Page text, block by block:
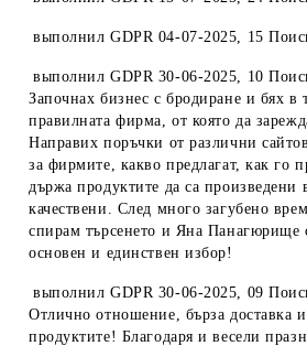
выполнилGDPR 04-07-2025, 15
выполнилGDPR 30-06-2025, 10
Започнах бизнес с бродиране и бях в
правилната фирма, от която да
Направих поръчки от различни
за фирмите, какво предлагат, как го
държа продуктите да са произведени
качествени. След много загубено
спирам търсенето и Яна Панагюрище
основен и единствен избор!
выполнилGDPR 30-06-2025, 09
Отлично отношение, бърза доставка и
продуктите! Благодаря и весели